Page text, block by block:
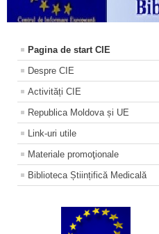
Pagina de start CIE
Despre CIE
Activități CIE
Republica Moldova și UE
Link-uri utile
Materiale promoţionale
Biblioteca Științifică Medicală